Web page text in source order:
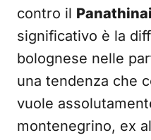
contro il
significativo è la
bolognese nelle
una tendenza che
vuole
montenegrino, ex